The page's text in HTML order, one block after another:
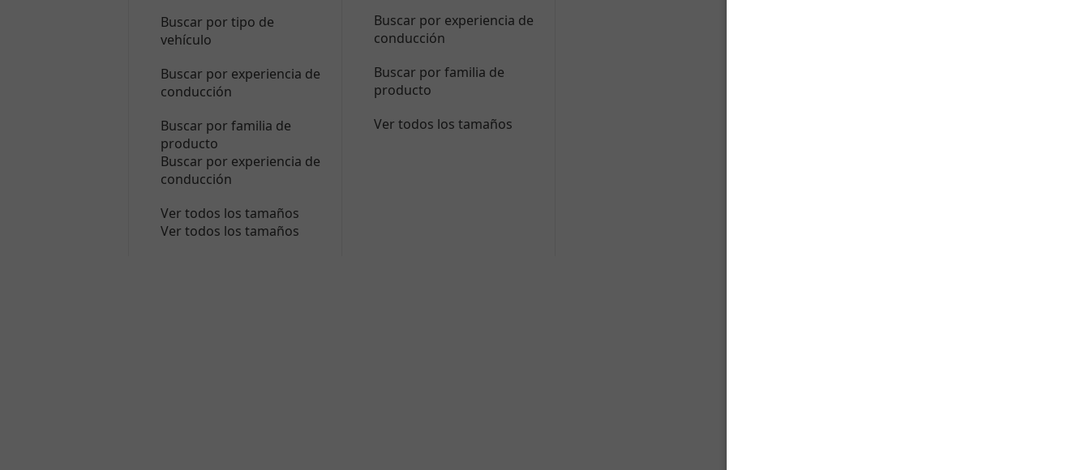
Buscar por tipo de
vehículo
Buscar por experiencia de
conducción
Buscar por familia de
producto
Buscar por experiencia de
conducción
Ver todos los tamaños
Ver todos los tamaños
Buscar por experiencia de
conducción
Buscar por familia de
producto
Ver todos los tamaños